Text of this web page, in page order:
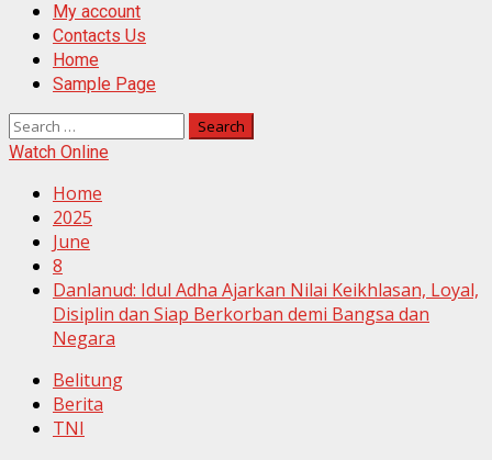
My account
Contacts Us
Home
Sample Page
Search
for:
Watch Online
Home
2025
June
8
Danlanud: Idul Adha Ajarkan Nilai Keikhlasan, Loyal,
Disiplin dan Siap Berkorban demi Bangsa dan
Negara
Belitung
Berita
TNI